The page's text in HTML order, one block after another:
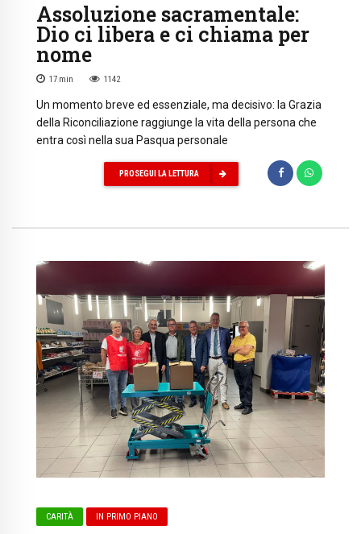
Assoluzione sacramentale:
Dio ci libera e ci chiama per
nome
17 min 1142
Un momento breve ed essenziale, ma decisivo: la Grazia
della Riconciliazione raggiunge la vita della persona che
entra così nella sua Pasqua personale
PROSEGUI LA LETTURA
CARITÀ IN PRIMO PIANO